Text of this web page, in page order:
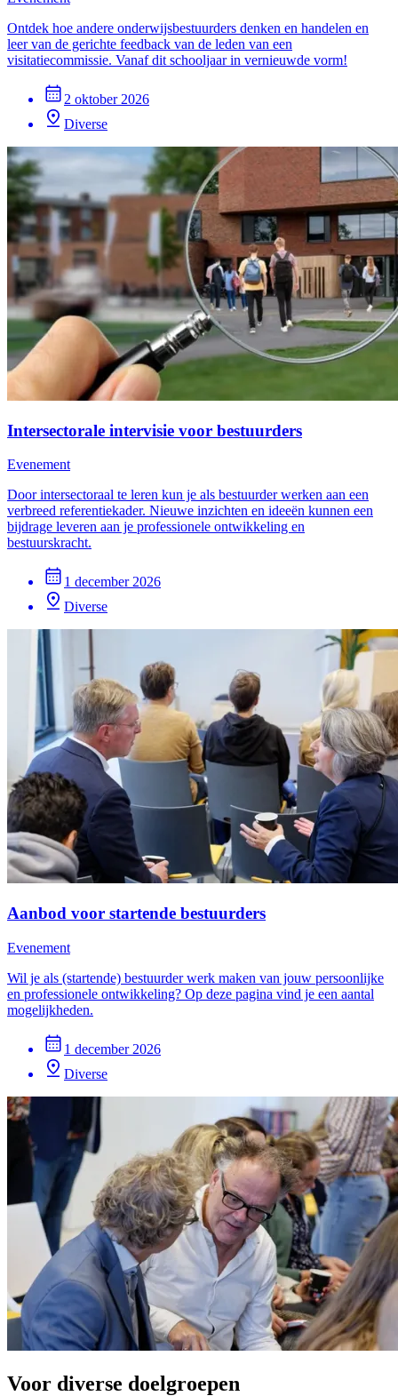
Ontdek hoe andere onderwijsbestuurders denken en handelen en
leer van de gerichte feedback van de leden van een
visitatiecommissie. Vanaf dit schooljaar in vernieuwde vorm!
2 oktober 2026
Diverse
Intersectorale intervisie voor bestuurders
Evenement
Door intersectoraal te leren kun je als bestuurder werken aan een
verbreed referentiekader. Nieuwe inzichten en ideeën kunnen een
bijdrage leveren aan je professionele ontwikkeling en
bestuurskracht.
1 december 2026
Diverse
Aanbod voor startende bestuurders
Evenement
Wil je als (startende) bestuurder werk maken van jouw persoonlijke
en professionele ontwikkeling? Op deze pagina vind je een aantal
mogelijkheden.
1 december 2026
Diverse
Voor diverse doelgroepen